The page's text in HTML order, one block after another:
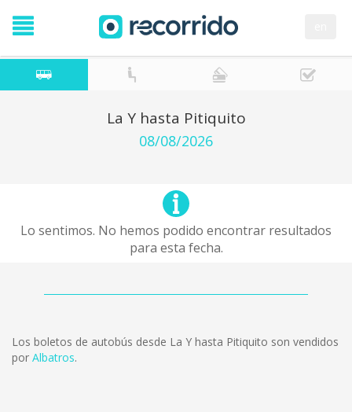
La Y hasta Pitiquito
08/08/2026
Lo sentimos. No hemos podido encontrar resultados
para esta fecha.
Los boletos de autobús desde La Y hasta Pitiquito son vendidos
por Albatros.